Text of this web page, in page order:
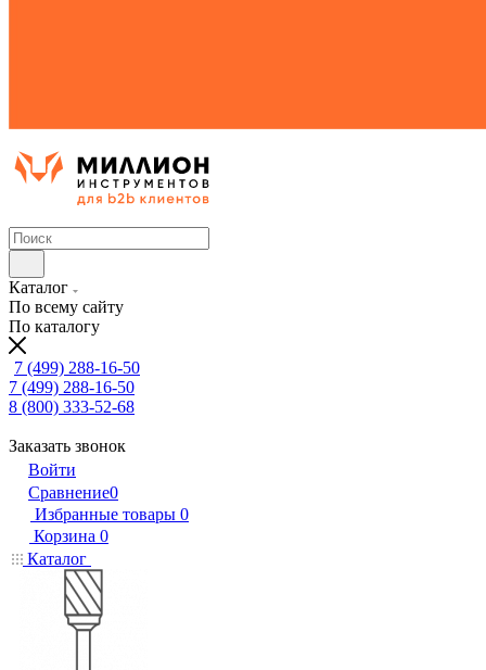
Каталог
По всему сайту
По каталогу
7 (499) 288-16-50
7 (499) 288-16-50
8 (800) 333-52-68
Заказать звонок
Войти
Сравнение0
Избранные товары 0
Корзина 0
Каталог